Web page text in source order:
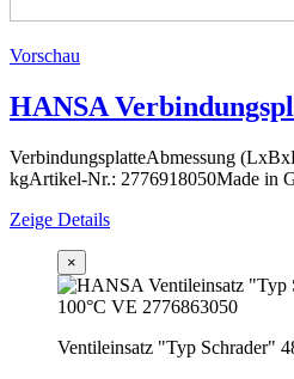
Vorschau
HANSA
VerbindungsplatteAbmessung
kgArtikel-Nr.: 2776918050Made in
Zeige Details
×
Ventileinsatz "Typ Schrader"